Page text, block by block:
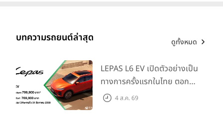
บทความรถยนต์ล่าสุด ดูทั้งหมด
LEPAS L6 EV เปิดตัวอย่างเป็น
ทางการครั้งแรกในไทย ตอกย้ำ
วิสัยทัศน์ “Drive Your
4 ส.ค. 69